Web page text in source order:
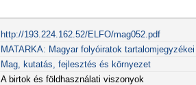
http://193.224.162.52/ELFO/mag052.pdf
MATARKA: Magyar folyóiratok tartalomjegyzékei
Mag, kutatás, fejlesztés és környezet
A birtok és földhasználati viszonyok